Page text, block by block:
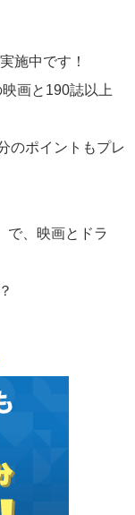
施中です！
画と190誌以上
のポイントもプレ
で、映画とドラ